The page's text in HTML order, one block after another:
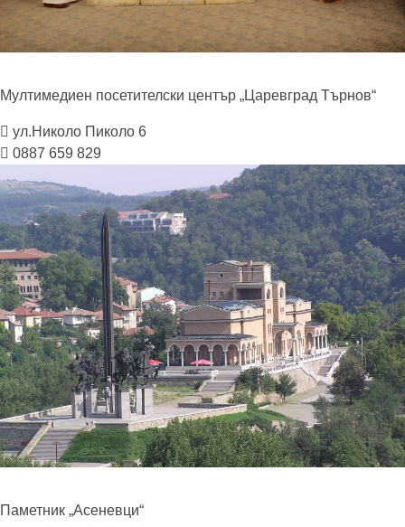
Мултимедиен посетителски център „Царевград Търнов“
ул.Николо Пиколо 6
0887 659 829
Паметник „Асеневци“